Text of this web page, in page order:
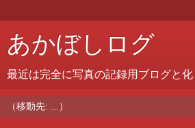
あかぼしログ
最近は完全に写真の記録用ブログと